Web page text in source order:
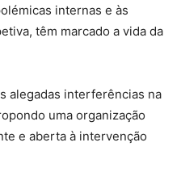
internas e às
têm marcado a vida da
alegadas interferências na
uma organização
e aberta à intervenção